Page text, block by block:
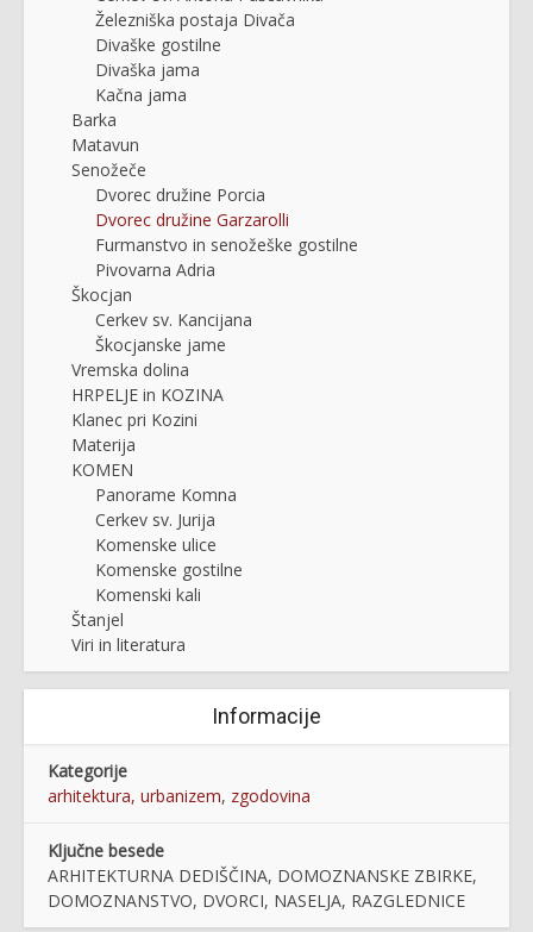
Železniška postaja Divača
Divaške gostilne
Divaška jama
Kačna jama
Barka
Matavun
Senožeče
Dvorec družine Porcia
Dvorec družine Garzarolli
Furmanstvo in senožeške gostilne
Pivovarna Adria
Škocjan
Cerkev sv. Kancijana
Škocjanske jame
Vremska dolina
HRPELJE in KOZINA
Klanec pri Kozini
Materija
KOMEN
Panorame Komna
Cerkev sv. Jurija
Komenske ulice
Komenske gostilne
Komenski kali
Štanjel
Viri in literatura
Informacije
Kategorije
arhitektura, urbanizem, zgodovina
Ključne besede
ARHITEKTURNA DEDIŠČINA, DOMOZNANSKE ZBIRKE,
DOMOZNANSTVO, DVORCI, NASELJA, RAZGLEDNICE